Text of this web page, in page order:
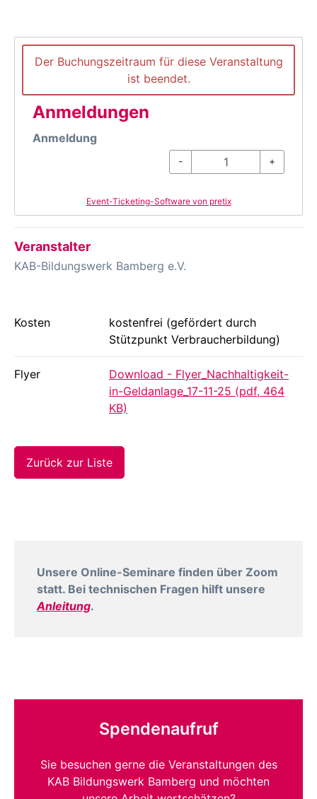
Der Buchungszeitraum für diese Veranstaltung
ist beendet.
Anmeldungen
Anmeldung
- +
Event-Ticketing-Software von pretix
Veranstalter
KAB-Bildungswerk Bamberg e.V.
Kosten
kostenfrei (gefördert durch
Stützpunkt Verbraucherbildung)
Flyer
Download - Flyer_Nachhaltigkeit-
in-Geldanlage_17-11-25 (pdf, 464
KB)
Zurück zur Liste
Unsere Online-Seminare finden über Zoom
statt. Bei technischen Fragen hilft unsere
Anleitung.
Spendenaufruf
Sie besuchen gerne die Veranstaltungen des
KAB Bildungswerk Bamberg und möchten